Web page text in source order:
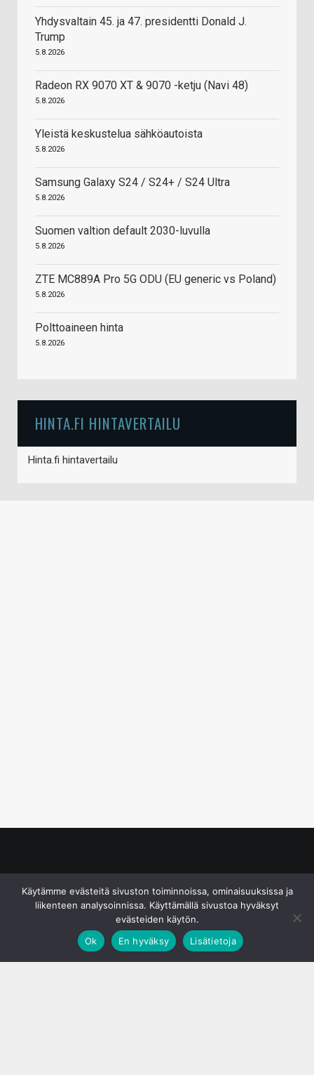
Yhdysvaltain 45. ja 47. presidentti Donald J.
Trump
5.8.2026
Radeon RX 9070 XT & 9070 -ketju (Navi 48)
5.8.2026
Yleistä keskustelua sähköautoista
5.8.2026
Samsung Galaxy S24 / S24+ / S24 Ultra
5.8.2026
Suomen valtion default 2030-luvulla
5.8.2026
ZTE MC889A Pro 5G ODU (EU generic vs Poland)
5.8.2026
Polttoaineen hinta
5.8.2026
HINTA.FI HINTAVERTAILU
Hinta.fi hintavertailu
Käytämme evästeitä sivuston toiminnoissa, ominaisuuksissa ja
liikenteen analysoinnissa. Käyttämällä sivustoa hyväksyt
evästeiden käytön.
Ok
En hyväksy Lisätietoja